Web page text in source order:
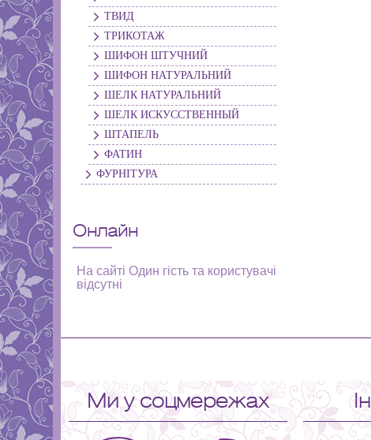
ТВИД
ТРИКОТАЖ
ШИФОН ШТУЧНИЙ
ШИФОН НАТУРАЛЬНИЙ
ШЕЛК НАТУРАЛЬНИЙ
ШЕЛК ИСКУССТВЕННЫЙ
ШТАПЕЛЬ
ФАТИН
ФУРНІТУРА
Онлайн
На сайті Один гість та користувачі
відсутні
Ми у соцмережах